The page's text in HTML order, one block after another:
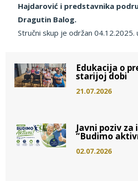
Hajdarović i predstavnika
Dragutin Balog.
Stručni skup je održan 04.12.2025.
Edukacija o
starijoj dobi
21.07.2026
Javni poziv za
“Budimo
02.07.2026